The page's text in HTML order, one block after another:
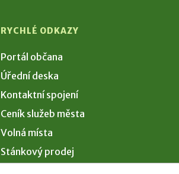
RYCHLÉ ODKAZY
Portál občana
Úřední deska
Kontaktní spojení
Ceník služeb města
Volná místa
Stánkový prodej